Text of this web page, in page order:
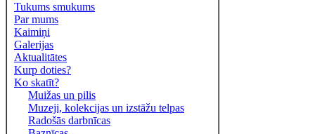
Tukums smukums
Par mums
Kaimiņi
Galerijas
Aktualitātes
Kurp doties?
Ko skatīt?
Muižas un pilis
Muzeji, kolekcijas un izstāžu telpas
Radošās darbnīcas